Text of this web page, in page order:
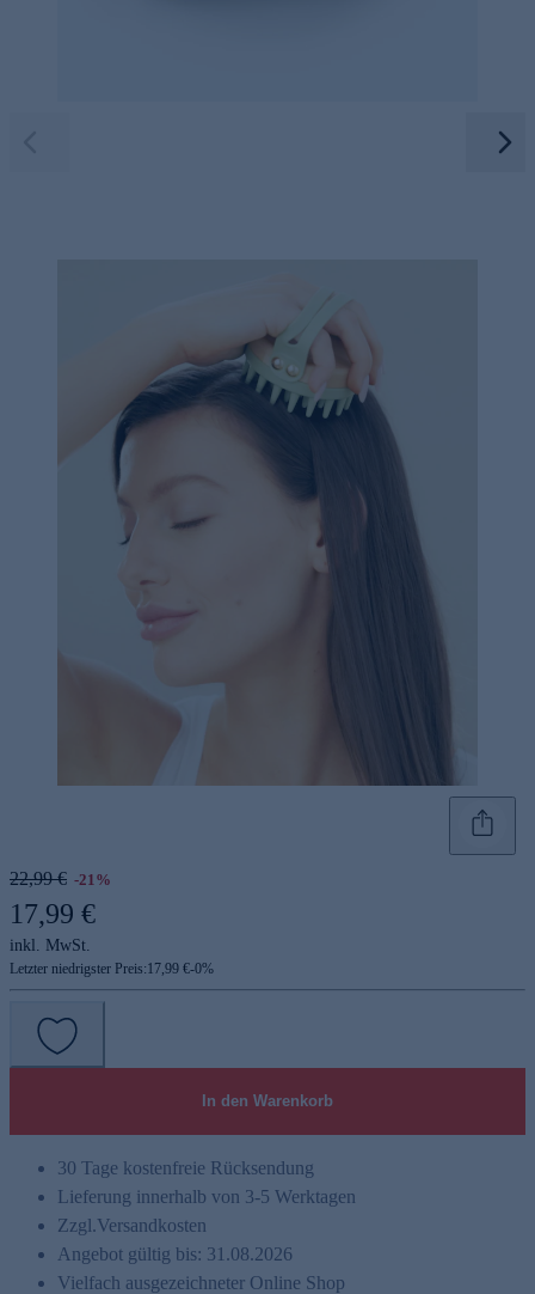
22,99 € -21%
17,99 €
inkl. MwSt.
Letzter niedrigster Preis:17,99 €-0%
In den Warenkorb
30 Tage kostenfreie Rücksendung
Lieferung innerhalb von 3-5 Werktagen
Zzgl.Versandkosten
Angebot gültig bis: 31.08.2026
Vielfach ausgezeichneter Online Shop